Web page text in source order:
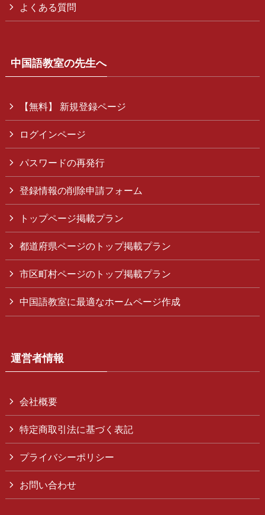
よくある質問
中国語教室の先生へ
【無料】 新規登録ページ
ログインページ
パスワードの再発行
登録情報の削除申請フォーム
トップページ掲載プラン
都道府県ページのトップ掲載プラン
市区町村ページのトップ掲載プラン
中国語教室に最適なホームページ作成
運営者情報
会社概要
特定商取引法に基づく表記
プライバシーポリシー
お問い合わせ